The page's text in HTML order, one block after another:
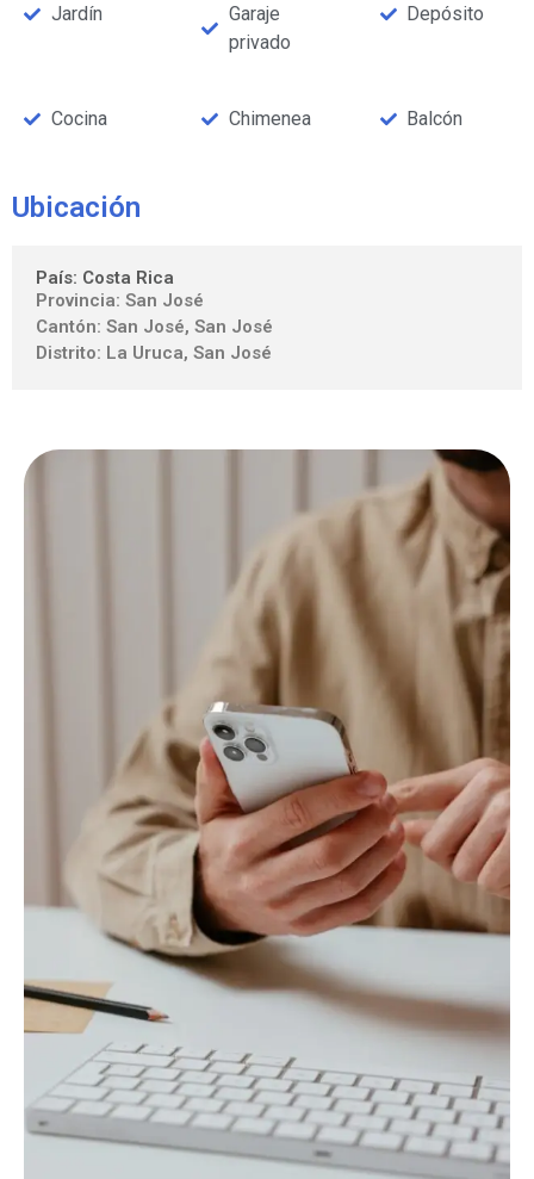
Jardín
Garaje
privado
Depósito
Cocina Chimenea Balcón
Ubicación
País: Costa Rica
Provincia: San José
Cantón: San José, San José
Distrito: La Uruca, San José